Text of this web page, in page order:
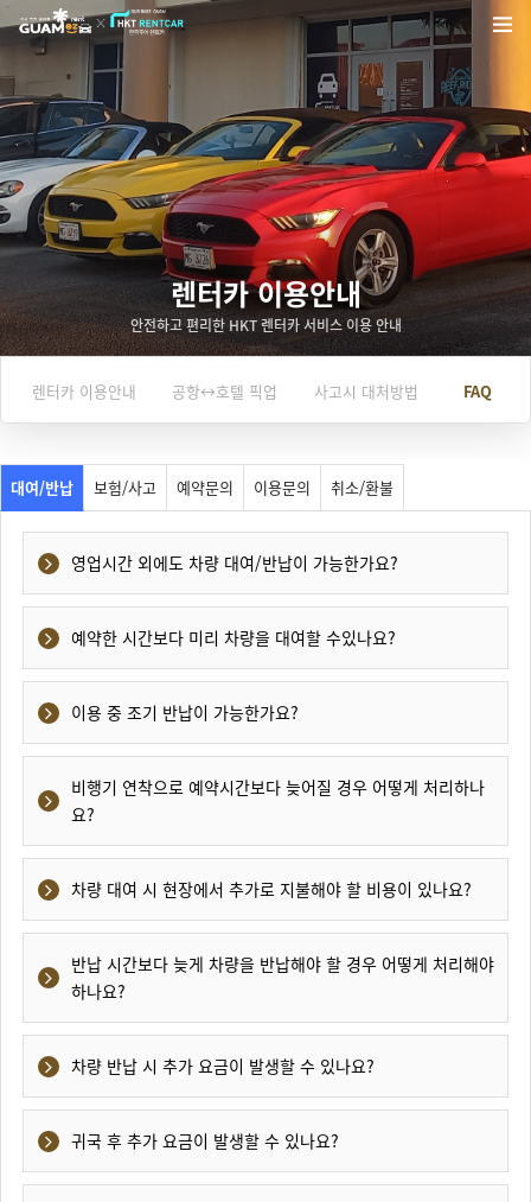
렌터카 이용안내
안전하고 편리한 HKT 렌터카 서비스 이용 안내
렌터카 이용안내 공항↔호텔 픽업 사고시 대처방법 FAQ
대여/반납 보험/사고 예약문의 이용문의 취소/환불
영업시간 외에도 차량 대여/반납이 가능한가요?
예약한 시간보다 미리 차량을 대여할 수있나요?
이용 중 조기 반납이 가능한가요?
비행기 연착으로 예약시간보다 늦어질 경우 어떻게 처리하나
요?
차량 대여 시 현장에서 추가로 지불해야 할 비용이 있나요?
반납 시간보다 늦게 차량을 반납해야 할 경우 어떻게 처리해야
하나요?
차량 반납 시 추가 요금이 발생할 수 있나요?
귀국 후 추가 요금이 발생할 수 있나요?